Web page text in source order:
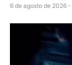
6 de agosto de 2026 -